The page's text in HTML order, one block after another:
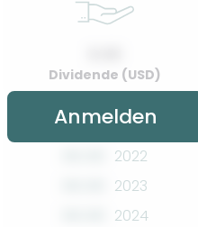
Dividende (USD)
2022
2023
2024
Anmelden